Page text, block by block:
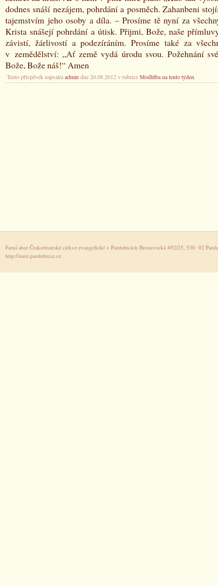
dodnes snáší nezájem, pohrdání a posměch. Zahanbeni
tajemstvím jeho osoby a díla. – Prosíme tě nyní za
Krista snášejí pohrdání a útisk. Přijmi, Bože, naše
závistí, žárlivostí a podezíráním. Prosíme také za
v zemědělství: „Ať země vydá úrodu svou. Požehnání
Bože, Bože náš!“ Amen
Tento příspěvek napsal/aadmin dne 20.08.2012 v rubriceModlitba na tento týden.
Farní sbor Českobratrské církve evangelické v Pardubicích Hronovická 492/25, 530 02
http://stare.pardubicce.cz